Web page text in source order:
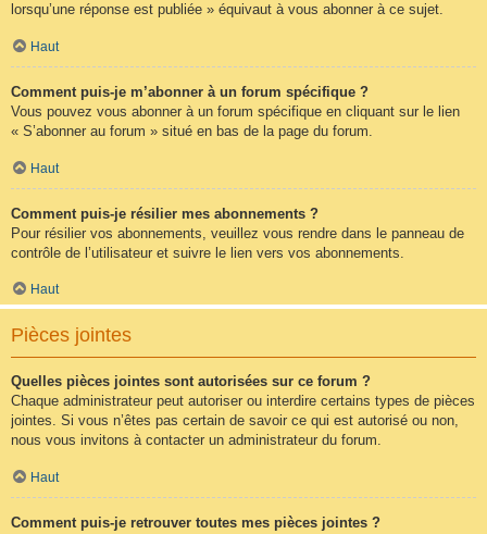
lorsqu’une réponse est publiée » équivaut à vous abonner à ce sujet.
Haut
Comment puis-je m’abonner à un forum spécifique ?
Vous pouvez vous abonner à un forum spécifique en cliquant sur le lien
« S’abonner au forum » situé en bas de la page du forum.
Haut
Comment puis-je résilier mes abonnements ?
Pour résilier vos abonnements, veuillez vous rendre dans le panneau de
contrôle de l’utilisateur et suivre le lien vers vos abonnements.
Haut
Pièces jointes
Quelles pièces jointes sont autorisées sur ce forum ?
Chaque administrateur peut autoriser ou interdire certains types de pièces
jointes. Si vous n’êtes pas certain de savoir ce qui est autorisé ou non,
nous vous invitons à contacter un administrateur du forum.
Haut
Comment puis-je retrouver toutes mes pièces jointes ?